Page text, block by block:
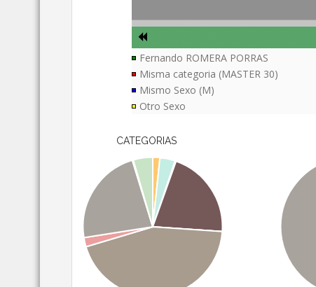
Fernando ROMERA PORRAS
Misma categoria (MASTER 30)
Mismo Sexo (M)
Otro Sexo
CATEGORIAS